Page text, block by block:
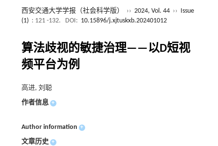
西安交通大学学报（社会科学版） ›› 2024, Vol. 44 ›› Issue
(1) : 121 -132. DOI: 10.15896/j.xjtuskxb.202401012
算法歧视的敏捷治理——以D短视
频平台为例
高进, 刘聪
作者信息 +
Author information +
文章历史 +